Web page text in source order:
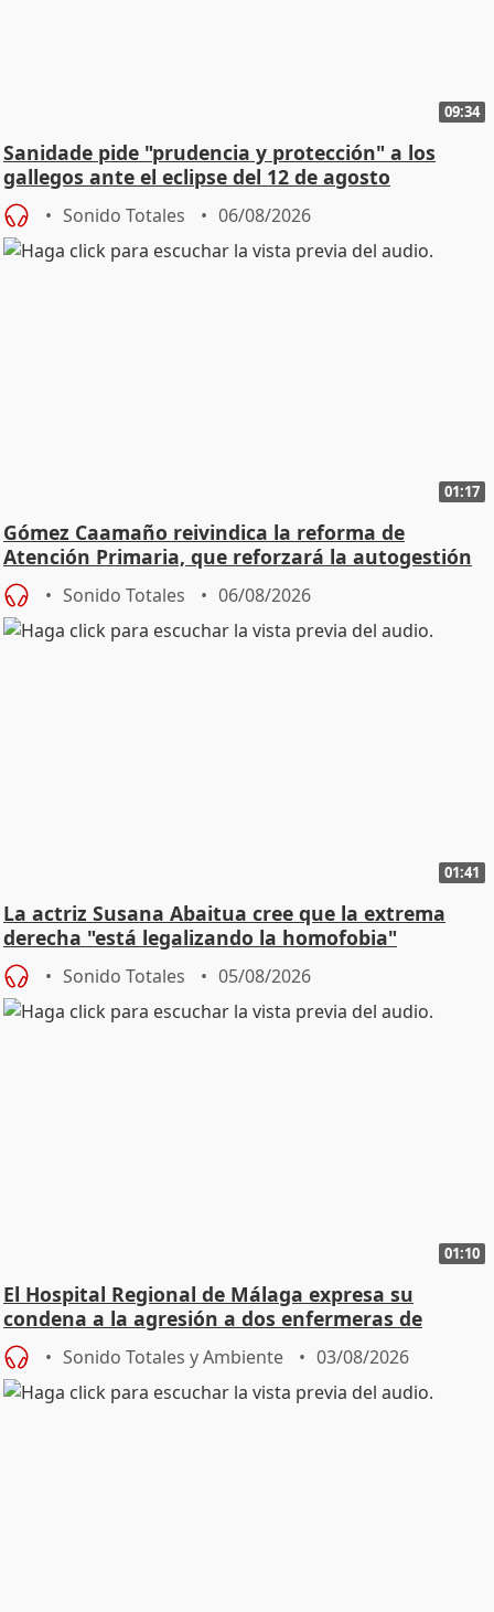
09:34
Sanidade pide "prudencia y protección" a los
gallegos ante el eclipse del 12 de agosto
Sonido Totales 06/08/2026
01:17
Gómez Caamaño reivindica la reforma de
Atención Primaria, que reforzará la autogestión
Sonido Totales 06/08/2026
01:41
La actriz Susana Abaitua cree que la extrema
derecha "está legalizando la homofobia"
Sonido Totales 05/08/2026
01:10
El Hospital Regional de Málaga expresa su
condena a la agresión a dos enfermeras de
Urgencias
Sonido Totales y Ambiente 03/08/2026